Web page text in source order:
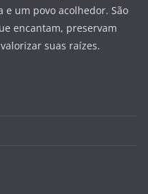
um povo acolhedor. São
encantam, preservam
suas raízes.